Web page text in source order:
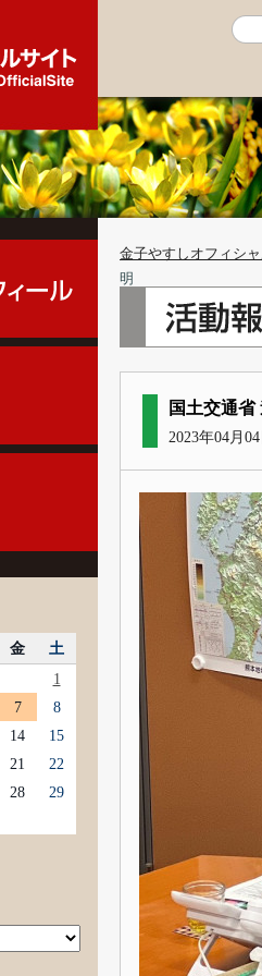
金子やすしオフィシ
明
国土交通省
2023年04月
金
土
1
7
8
14
15
21
22
28
29